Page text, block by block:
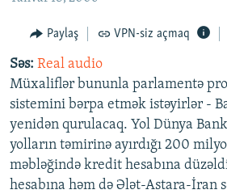
#ƏSLINDƏ
FƏRQƏ BAX
QANUNI DOĞRU
ARAŞDIRMA
MULTIMEDIA
VIDEO
FOTOQALEREYA
RADIO ARXIV
OXU ZALI
HAQQIMIZDA
Paylaş VPN-siz açmaq
Səs: Real audio
Müxaliflər bununla parlamentə
sistemini bərpa etmək istəyirlər -
yenidən qurulacaq. Yol Dünya
yolların təmirinə ayırdığı 200
məbləğində kredit hesabına
hesabına həm də Ələt-Astara-İran